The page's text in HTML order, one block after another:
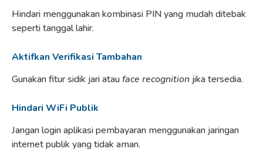
Hindari menggunakan kombinasi PIN yang mudah ditebak
seperti tanggal lahir.
Aktifkan Verifikasi Tambahan
Gunakan fitur sidik jari atauface recognition jika tersedia.
Hindari WiFi Publik
Jangan login aplikasi pembayaran menggunakan jaringan
internet publik yang tidak aman.